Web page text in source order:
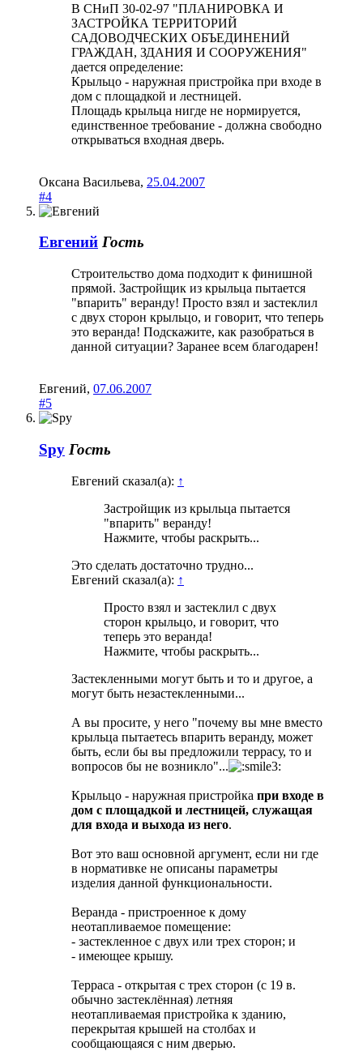
В СНиП 30-02-97 "ПЛАНИРОВКА И
ЗАСТРОЙКА ТЕРРИТОРИЙ
САДОВОДЧЕСКИХ ОБЪЕДИНЕНИЙ
ГРАЖДАН, ЗДАНИЯ И СООРУЖЕНИЯ"
дается определение:
Крыльцо - наружная пристройка при входе в
дом с площадкой и лестницей.
Площадь крыльца нигде не нормируется,
единственное требование - должна свободно
открываться входная дверь.
Оксана Васильева, 25.04.2007
#4
Евгений Гость
Строительство дома подходит к финишной
прямой. Застройщик из крыльца пытается
"впарить" веранду! Просто взял и застеклил
с двух сторон крыльцо, и говорит, что теперь
это веранда! Подскажите, как разобраться в
данной ситуации? Заранее всем благодарен!
Евгений, 07.06.2007
#5
Spy Гость
Евгений сказал(а): ↑
Застройщик из крыльца пытается
"впарить" веранду!
Нажмите, чтобы раскрыть...
Это сделать достаточно трудно...
Евгений сказал(а): ↑
Просто взял и застеклил с двух
сторон крыльцо, и говорит, что
теперь это веранда!
Нажмите, чтобы раскрыть...
Застекленными могут быть и то и другое, а
могут быть незастекленными...
А вы просите, у него "почему вы мне вместо
крыльца пытаетесь впарить веранду, может
быть, если бы вы предложили террасу, то и
вопросов бы не возникло"...
Крыльцо - наружная пристройка при входе в
дом с площадкой и лестницей, служащая
для входа и выхода из него.
Вот это ваш основной аргумент, если ни где
в нормативке не описаны параметры
изделия данной функциональности.
Веранда - пристроенное к дому
неотапливаемое помещение:
- застекленное с двух или трех сторон; и
- имеющее крышу.
Терраса - открытая с трех сторон (с 19 в.
обычно застеклённая) летняя
неотапливаемая пристройка к зданию,
перекрытая крышей на столбах и
сообщающаяся с ним дверью.